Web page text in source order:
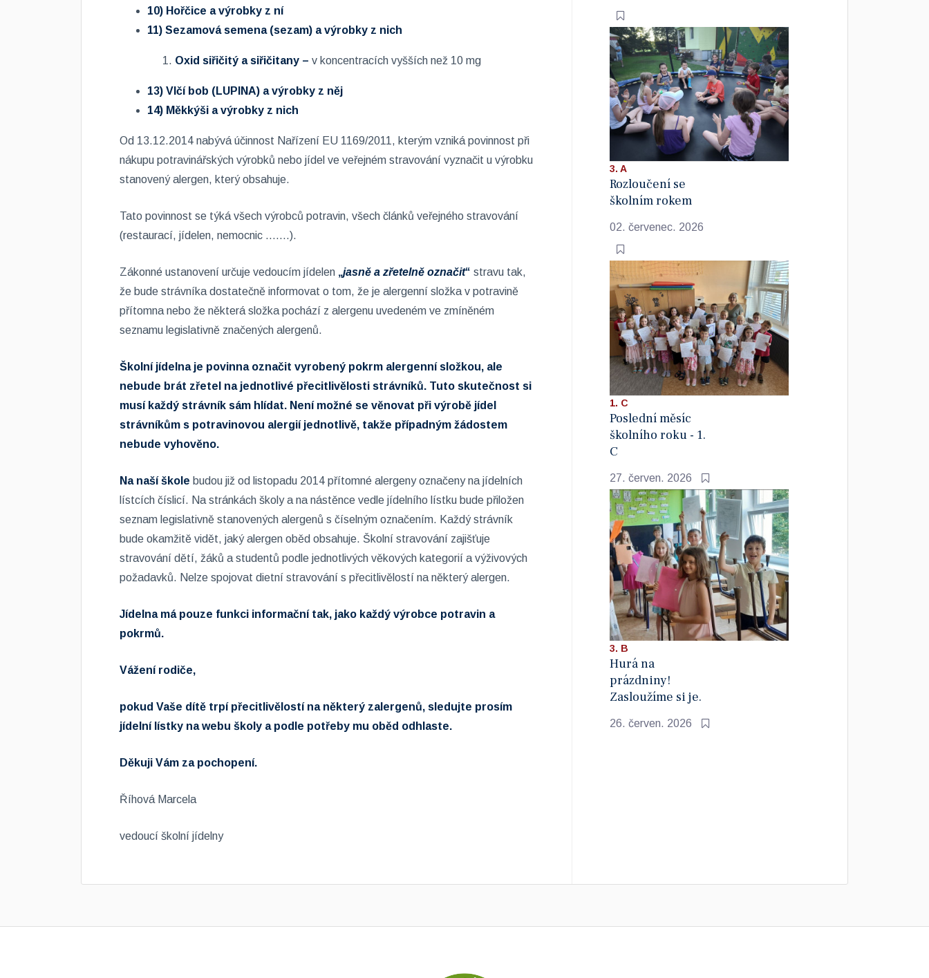
10) Hořčice a výrobky z ní
11) Sezamová semena (sezam) a výrobky z nich
Oxid siřičitý a siřičitany – v koncentracích vyšších než 10 mg
13) Vlčí bob (LUPINA) a výrobky z něj
14) Měkkýši a výrobky z nich
Od 13.12.2014 nabývá účinnost Nařízení EU 1169/2011, kterým vzniká povinnost při
nákupu potravinářských výrobků nebo jídel ve veřejném stravování vyznačit u výrobku
stanovený alergen, který obsahuje.
Tato povinnost se týká všech výrobců potravin, všech článků veřejného stravování
(restaurací, jídelen, nemocnic …....).
Zákonné ustanovení určuje vedoucím jídelen „jasně a zřetelně označit“ stravu tak,
že bude strávníka dostatečně informovat o tom, že je alergenní složka v potravině
přítomna nebo že některá složka pochází z alergenu uvedeném ve zmíněném
seznamu legislativně značených alergenů.
Školní jídelna je povinna označit vyrobený pokrm alergenní složkou, ale
nebude brát zřetel na jednotlivé přecitlivělosti strávníků. Tuto skutečnost si
musí každý strávník sám hlídat. Není možné se věnovat při výrobě jídel
strávníkům s potravinovou alergií jednotlivě, takže případným žádostem
nebude vyhověno.
Na naší škole budou již od listopadu 2014 přítomné alergeny označeny na jídelních
lístcích číslicí. Na stránkách školy a na nástěnce vedle jídelního lístku bude přiložen
seznam legislativně stanovených alergenů s číselným označením. Každý strávník
bude okamžitě vidět, jaký alergen oběd obsahuje. Školní stravování zajišťuje
stravování dětí, žáků a studentů podle jednotlivých věkových kategorií a výživových
požadavků. Nelze spojovat dietní stravování s přecitlivělostí na některý alergen.
Jídelna má pouze funkci informační tak, jako každý výrobce potravin a
pokrmů.
Vážení rodiče,
pokud Vaše dítě trpí přecitlivělostí na některý zalergenů, sledujte prosím
jídelní lístky na webu školy a podle potřeby mu oběd odhlaste.
Děkuji Vám za pochopení.
Říhová Marcela
vedoucí školní jídelny
3. A
Rozloučení se
školním rokem
02. červenec. 2026
1. C
Poslední měsíc
školního roku - 1.
C
27. červen. 2026
3. B
Hurá na
prázdniny!
Zasloužíme si je.
26. červen. 2026